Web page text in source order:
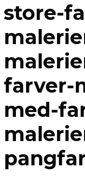
store-
farver-
med-